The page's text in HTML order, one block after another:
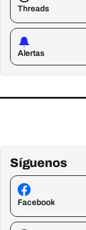
Threads
Alertas
Síguenos
Facebook